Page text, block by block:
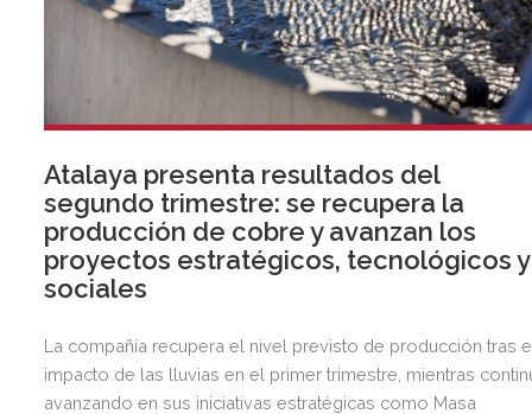
Atalaya presenta resultados del
segundo trimestre: se recupera la
producción de cobre y avanzan los
proyectos estratégicos, tecnológicos y
sociales
La compañía recupera el nivel previsto de producción tras
impacto de las lluvias en el primer trimestre, mientras
avanzando en sus iniciativas estratégicas como Masa